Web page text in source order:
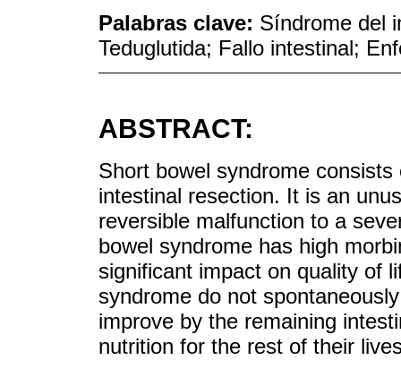
Palabras clave: Síndrome del
Teduglutida; Fallo intestinal;
ABSTRACT:
Short bowel syndrome
intestinal resection. It is an
reversible malfunction to a
bowel syndrome has high
significant impact on quality of
syndrome do not
improve by the remaining
nutrition for the rest of their